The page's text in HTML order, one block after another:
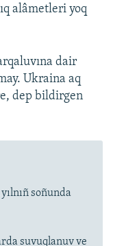
alâmetleri yoq
dair
Ukraina aq
dep bildirgen
soñunda
suvuqlanuv ve